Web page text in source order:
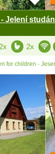
Jelení
2x 2x
for children -